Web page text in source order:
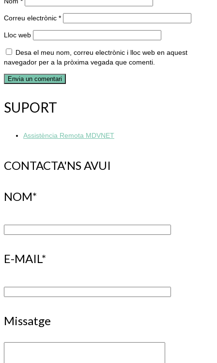
Correu electrònic *
Lloc web
Desa el meu nom, correu electrònic i lloc web en aquest
navegador per a la pròxima vegada que comenti.
SUPORT
Assistència Remota MDVNET
CONTACTA'NS AVUI
NOM*
E-MAIL*
Missatge